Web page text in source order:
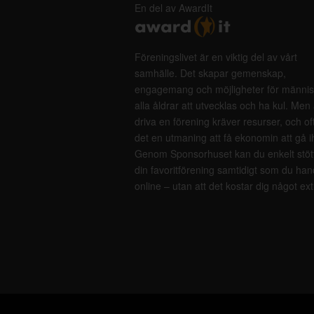
En del av AwardIt
Föreningslivet är en viktig del av vårt
samhälle. Det skapar gemenskap,
engagemang och möjligheter för
alla åldrar att utvecklas och ha kul. Men
driva en förening kräver resurser, och
det en utmaning att få ekonomin att gå
Genom Sponsorhuset kan du enkelt
din favoritförening samtidigt som du
online – utan att det kostar dig något